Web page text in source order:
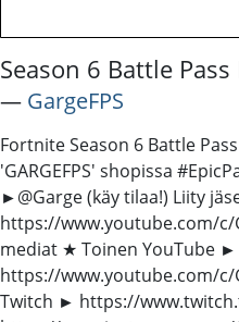
Season 6 Battle Pass
― GargeFPS
Fortnite Season 6 Battle
'GARGEFPS' shopissa
►@Garge (käy tilaa!) Liity
https://www.youtube.com/c/
mediat ★ Toinen YouTube ►
https://www.youtube.com/c/
Twitch ► https://